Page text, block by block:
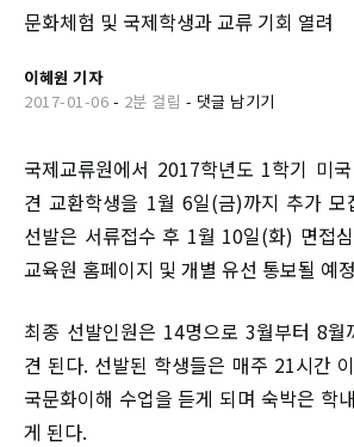
문화체험 및 국제학생과 교류 기회 열려
이혜원 기자
2017-01-06 - 2분 걸림 - 댓글 남기기
국제교류원에서 2017학년도 1학기 미
견 교환학생을 1월 6일(금)까지 추가 모
선발은 서류접수 후 1월 10일(화) 면접
교육원 홈페이지 및 개별 유선 통보될 예
최종 선발인원은 14명으로 3월부터 8
견 된다. 선발된 학생들은 매주 21시간
국문화이해 수업을 듣게 되며 숙박은 학
게 된다.